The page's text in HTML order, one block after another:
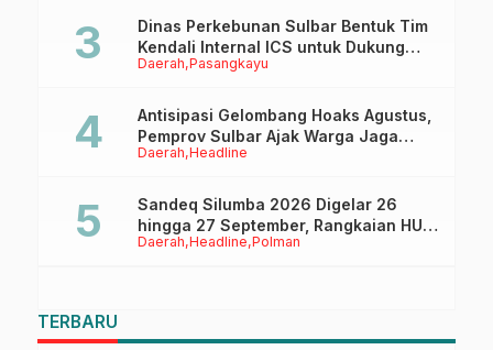
Daerah Pasangkayu
Dinas Perkebunan Sulbar Bentuk Tim
Kendali Internal ICS untuk Dukung
Sertifikasi ISPO Pekebun di
Daerah Headline
Antisipasi Gelombang Hoaks Agustus,
Pemprov Sulbar Ajak Warga Jaga
Ruang Digital
Daerah Headline Polman
Sandeq Silumba 2026 Digelar 26
hingga 27 September, Rangkaian HUT
Sulbar
TERBARU